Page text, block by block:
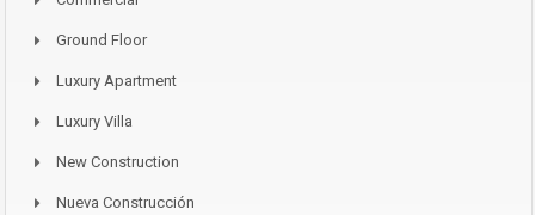
Ground Floor
Luxury Apartment
Luxury Villa
New Construction
Nueva Construcción